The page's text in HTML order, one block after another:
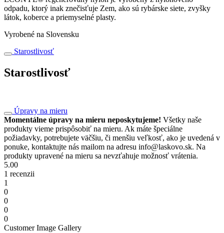
odpadu, ktorý inak znečisťuje Zem, ako sú rybárske siete, zvyšky
látok, koberce a priemyselné plasty.
Vyrobené na Slovensku
Starostlivosť
Starostlivosť
Úpravy na mieru
Momentálne úpravy na mieru neposkytujeme! Všetky naše
produkty vieme prispôsobiť na mieru. Ak máte špeciálne
požiadavky, potrebujete väčšiu, či menšiu veľkosť, ako je uvedená v
ponuke, kontaktujte nás mailom na adresu info@laskovo.sk. Na
produkty upravené na mieru sa nevzťahuje možnosť vrátenia.
5.00
1 recenzii
1
0
0
0
0
Customer Image Gallery